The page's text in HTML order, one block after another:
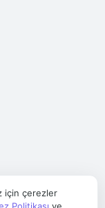
için çerezler